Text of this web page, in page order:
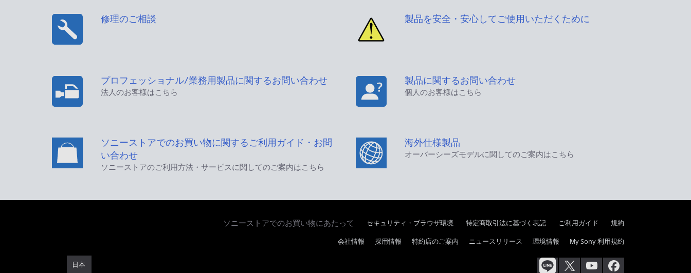
修理のご相談 製品を安全・安心してご使用いただくために
プロフェッショナル/業務用製品に関するお問い合わせ
法人のお客様はこちら
製品に関するお問い合わせ
個人のお客様はこちら
ソニーストアでのお買い物に関するご利用ガイド・お問
い合わせ
ソニーストアのご利用方法・サービスに関してのご案内はこちら
海外仕様製品
オーバーシーズモデルに関してのご案内はこちら
ソニーストアでのお買い物にあたって セキュリティ・ブラウザ環境 特定商取引法に基づく表記 ご利用ガイド 規約
日本
会社情報 採用情報 特約店のご案内 ニュースリリース 環境情報 My Sony 利用規約